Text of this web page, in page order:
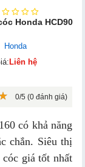
Honda HCD90
Honda
Liên hệ
0/5 (0 đánh giá)
có khả năng
chắn. Siêu thị
giá tốt nhất